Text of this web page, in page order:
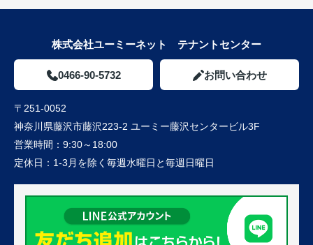
株式会社ユーミーネット テナントセンター
0466-90-5732 お問い合わせ
〒251-0052
神奈川県藤沢市藤沢223-2 ユーミー藤沢センタービル3F
営業時間： 9:30～18:00
定休日： 1-3月を除く毎週水曜日と毎週日曜日